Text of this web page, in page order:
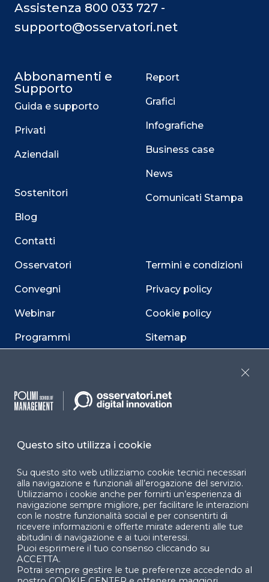
Assistenza 800 033 727 -
supporto@osservatori.net
Abbonamenti e
Supporto
Guida e supporto
Privati
Aziendali
Sostenitori
Blog
Contatti
Osservatori
Convegni
Webinar
Programmi
Report
Grafici
Infografiche
Business case
News
Comunicati Stampa
Termini e condizioni
Privacy policy
Cookie policy
Sitemap
Cookie Center
YouTube X
Questo sito utilizza i cookie
Su questo sito web utilizziamo cookie tecnici necessari
alla navigazione e funzionali all’erogazione del servizio.
Utilizziamo i cookie anche per fornirti un’esperienza di
navigazione sempre migliore, per facilitare le interazioni
con le nostre funzionalità social e per consentirti di
ricevere informazioni e offerte mirate aderenti alle tue
abitudini di navigazione e ai tuoi interessi.
Puoi esprimere il tuo consenso cliccando su
ACCETTA.
Potrai sempre gestire le tue preferenze accedendo al